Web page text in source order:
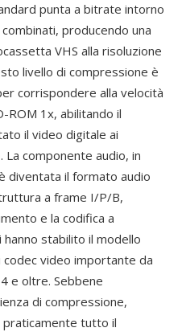
punta a bitrate intorno
producendo una
VHS alla risoluzione
livello di compressione è
corrispondere alla velocità
1x, abilitando il
il video digitale ai
La componente audio, in
diventata il formato audio
a frame I/P/B,
e la codifica a
stabilito il modello
video importante da
e oltre. Sebbene
di compressione,
tutto il